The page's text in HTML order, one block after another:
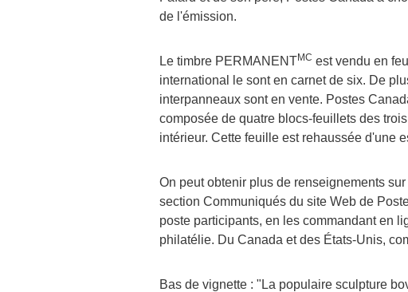
de l'émission.
Le timbre PERMANENTMC est vendu en
international le sont en carnet de six. De
interpanneaux sont en vente. Postes
composée de quatre blocs-feuillets des
intérieur. Cette feuille est rehaussée d'une
On peut obtenir plus de renseignements
section Communiqués du site Web de
poste participants, en les commandant en
philatélie. Du Canada et des États-Unis,
Bas de vignette : "La populaire sculpture